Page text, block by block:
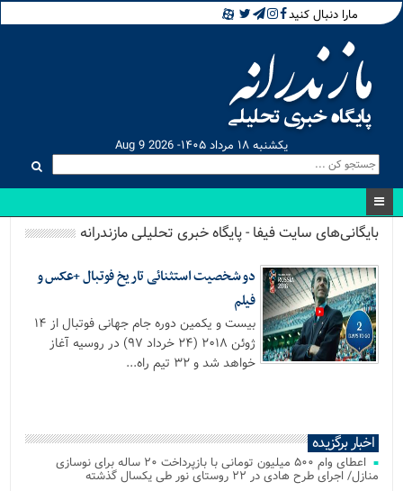
مارا دنبال کنید
یکشنبه ۱۸ مرداد ۱۴۰۵- Aug 9 2026
بایگانی‌های سایت فیفا - پایگاه خبری تحلیلی مازندرانه
دو شخصیت استثنائی تاریخ فوتبال +عکس و
فیلم
بیست و یکمین دوره جام جهانی فوتبال از ۱۴
ژوئن ۲۰۱۸ (۲۴ خرداد ۹۷) در روسیه آغاز
خواهد شد و ۳۲ تیم راه...
اخبار برگزیده
اعطای وام ۵۰۰ میلیون تومانی با بازپرداخت ۲۰ ساله برای نوسازی
منازل/ اجرای طرح هادی در ۲۲ روستای نور طی یکسال گذشته